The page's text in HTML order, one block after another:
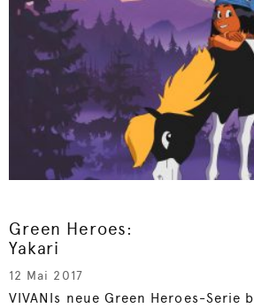
Green Heroes:
Yakari
12 Mai 2017
VIVANIs neue Green Heroes-Serie